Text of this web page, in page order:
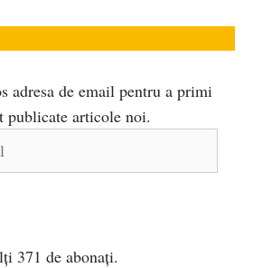
adresa de email pentru a primi
articole noi.
371 de abonați.